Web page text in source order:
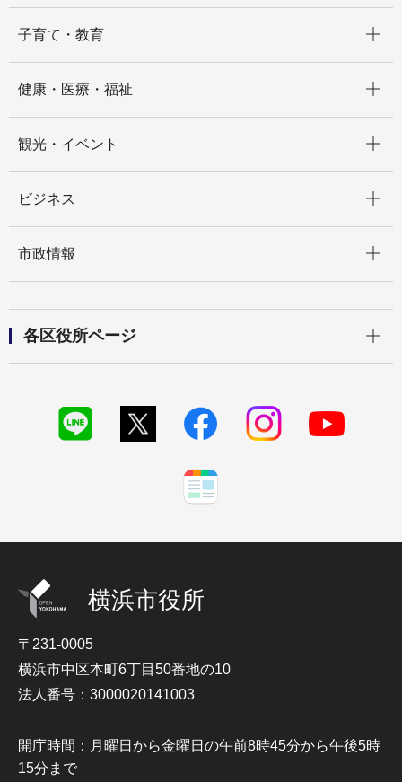
子育て・教育
健康・医療・福祉
観光・イベント
ビジネス
市政情報
各区役所ページ
横浜市役所
〒231-0005
横浜市中区本町6丁目50番地の10
法人番号：3000020141003
開庁時間：月曜日から金曜日の午前8時45分から午後5時
15分まで